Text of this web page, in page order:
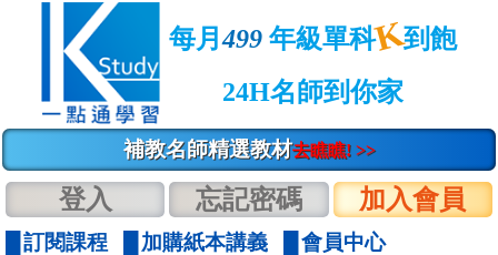
每月499年級單科K到飽
24H名師到你家
補教名師精選教材去瞧瞧! >>
登入 忘記密碼 加入會員
訂閱課程 加購紙本講義
會員中心